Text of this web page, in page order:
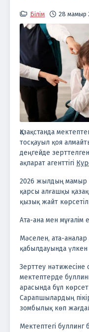
Білім 28 мамыр
Қазақстанда
тосқауыл қоя
деңгейде
ақпарат агенттігі
2026 жылдың мамыр
қарсы алғашқы
қызық жайт
Ата-ана мен мұғалім
Мәселен, ата-аналар
қабылдауында
Зерттеу нәтижесіне
мектептерде
арасында бұл
Сарапшылардың
зомбылық көп
Мектептегі буллинг